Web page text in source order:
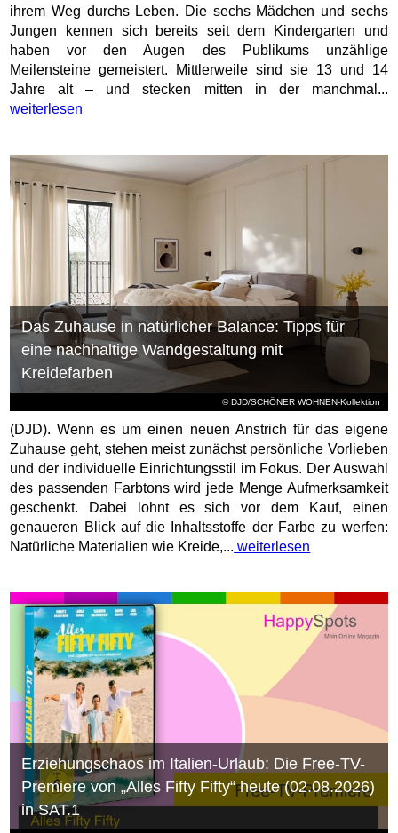
ihrem Weg durchs Leben. Die sechs Mädchen und sechs
Jungen kennen sich bereits seit dem Kindergarten und
haben vor den Augen des Publikums unzählige
Meilensteine gemeistert. Mittlerweile sind sie 13 und 14
Jahre alt – und stecken mitten in der manchmal...
weiterlesen
© DJD/SCHÖNER WOHNEN-Kollektion
Das Zuhause in natürlicher Balance: Tipps für
eine nachhaltige Wandgestaltung mit
Kreidefarben
(DJD). Wenn es um einen neuen Anstrich für das eigene
Zuhause geht, stehen meist zunächst persönliche Vorlieben
und der individuelle Einrichtungsstil im Fokus. Der Auswahl
des passenden Farbtons wird jede Menge Aufmerksamkeit
geschenkt. Dabei lohnt es sich vor dem Kauf, einen
genaueren Blick auf die Inhaltsstoffe der Farbe zu werfen:
Natürliche Materialien wie Kreide,... weiterlesen
Erziehungschaos im Italien-Urlaub: Die Free-TV-
Premiere von „Alles Fifty Fifty“ heute (02.08.2026)
in SAT.1